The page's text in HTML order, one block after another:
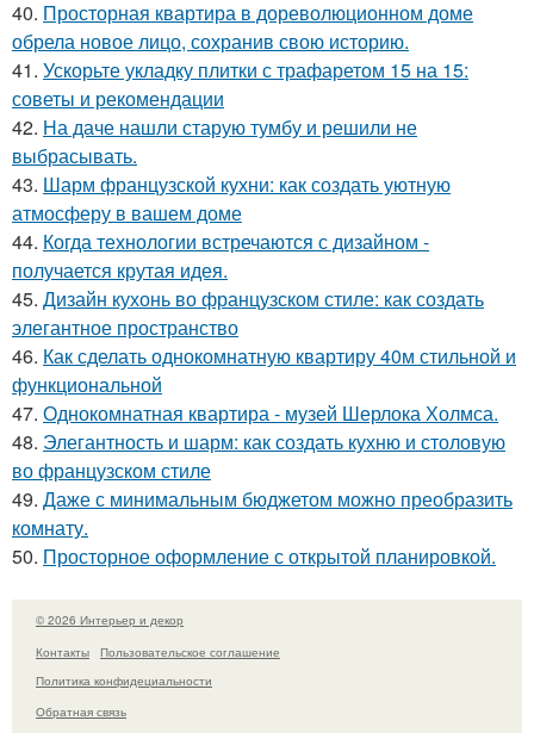
40. Просторная квартира в дореволюционном доме
обрела новое лицо, сохранив свою историю.
41. Ускорьте укладку плитки с трафаретом 15 на 15:
советы и рекомендации
42. На даче нашли старую тумбу и решили не
выбрасывать.
43. Шарм французской кухни: как создать уютную
атмосферу в вашем доме
44. Когда технологии встречаются с дизайном -
получается крутая идея.
45. Дизайн кухонь во французском стиле: как создать
элегантное пространство
46. Как сделать однокомнатную квартиру 40м стильной и
функциональной
47. Однокомнатная квартира - музей Шерлока Холмса.
48. Элегантность и шарм: как создать кухню и столовую
во французском стиле
49. Даже с минимальным бюджетом можно преобразить
комнату.
50. Просторное оформление с открытой планировкой.
© 2026 Интерьер и декор
Контакты
Пользовательское соглашение
Политика конфидециальности
Обратная связь